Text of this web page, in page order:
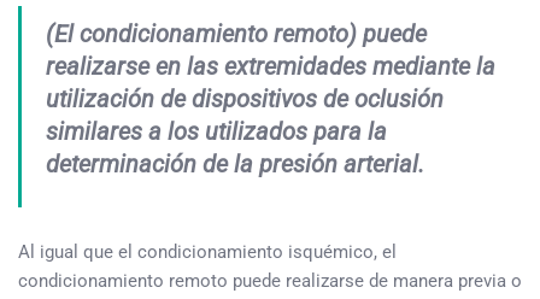
(El condicionamiento remoto) puede
realizarse en las extremidades mediante la
utilización de dispositivos de oclusión
similares a los utilizados para la
determinación de la presión arterial.
Al igual que el condicionamiento isquémico, el
condicionamiento remoto puede realizarse de manera previa o